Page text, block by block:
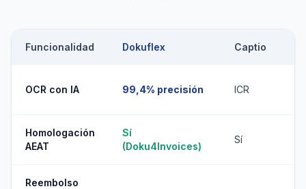
Funcionalidad Dokuflex Captio
OCR con IA 99,4% precisión ICR
Homologación
AEAT
Sí
(Doku4Invoices)
Sí
Reembolso